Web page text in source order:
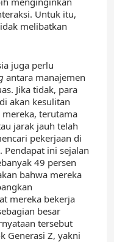
Untuk itu,
melibatkan
juga perlu
antara manajemen
Jika tidak, para
akan kesulitan
terutama
jarak jauh telah
pekerjaan di
ini sejalan
49 persen
bahwa mereka
mereka bekerja
besar
tersebut
Generasi Z, yakni